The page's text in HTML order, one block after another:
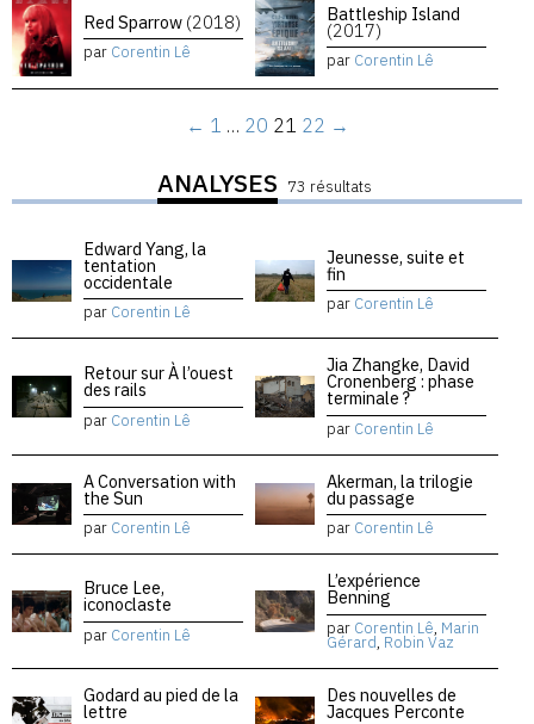
Red Sparrow (2018)
par Corentin Lê
Battleship Island
(2017)
par Corentin Lê
← 1 … 20 21 22 →
ANALYSES 73 résultats
Edward Yang, la
tentation
occidentale
par Corentin Lê
Jeunesse, suite et
fin
par Corentin Lê
Retour sur À l’ouest
des rails
par Corentin Lê
Jia Zhangke, David
Cronenberg : phase
terminale ?
par Corentin Lê
A Conversation with
the Sun
par Corentin Lê
Akerman, la trilogie
du passage
par Corentin Lê
Bruce Lee,
iconoclaste
par Corentin Lê
L’expérience
Benning
par Corentin Lê, Marin
Gérard, Robin Vaz
Godard au pied de la
lettre
Des nouvelles de
Jacques Perconte